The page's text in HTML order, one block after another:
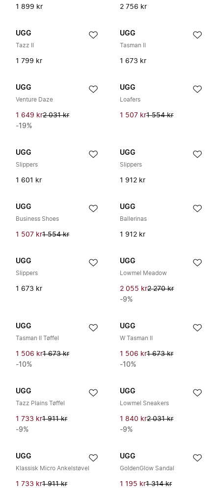
1 899 kr 2 756 kr
UGG
Tazz II
1 799 kr
UGG
Tasman II
1 673 kr
UGG
Venture Daze
1 649 kr2 031 kr
-19%
UGG
Loafers
1 507 kr1 554 kr
UGG
Slippers
1 601 kr
UGG
Slippers
1 912 kr
UGG
Business Shoes
1 507 kr1 554 kr
UGG
Ballerinas
1 912 kr
UGG
Slippers
1 673 kr
UGG
Lowmel Meadow
2 055 kr2 270 kr
-9%
UGG
Tasman II Tøffel
1 506 kr1 673 kr
-10%
UGG
W Tasman II
1 506 kr1 673 kr
-10%
UGG
Tazz Plains Tøffel
1 733 kr1 911 kr
-9%
UGG
Lowmel Sneakers
1 840 kr2 031 kr
-9%
UGG
Klassisk Micro Ankelstøvel
1 733 kr1 911 kr
UGG
GoldenGlow Sandal
1 195 kr1 314 kr